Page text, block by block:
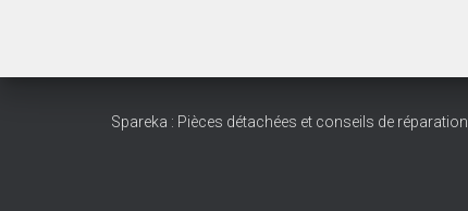
Spareka : Pièces détachées et conseils de réparation